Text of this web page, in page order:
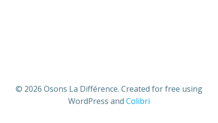
© 2026 Osons La Différence. Created for free using
WordPress and Colibri